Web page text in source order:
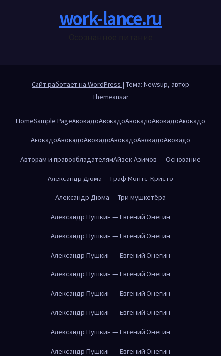
work-lance.ru
Сайт работает на WordPress | Тема: Newsup, автор
Themeansar
HomeSample PageАвокадоАвокадоАвокадоАвокадоАвокадо
АвокадоАвокадоАвокадоАвокадоАвокадоАвокадо
Авторам и правообладателямАйзек Азимов — Основание
Александр Дюма — Граф Монте-Кристо
Александр Дюма — Три мушкетёра
Александр Пушкин — Евгений Онегин
Александр Пушкин — Евгений Онегин
Александр Пушкин — Евгений Онегин
Александр Пушкин — Евгений Онегин
Александр Пушкин — Евгений Онегин
Александр Пушкин — Евгений Онегин
Александр Пушкин — Евгений Онегин
Александр Пушкин — Евгений Онегин